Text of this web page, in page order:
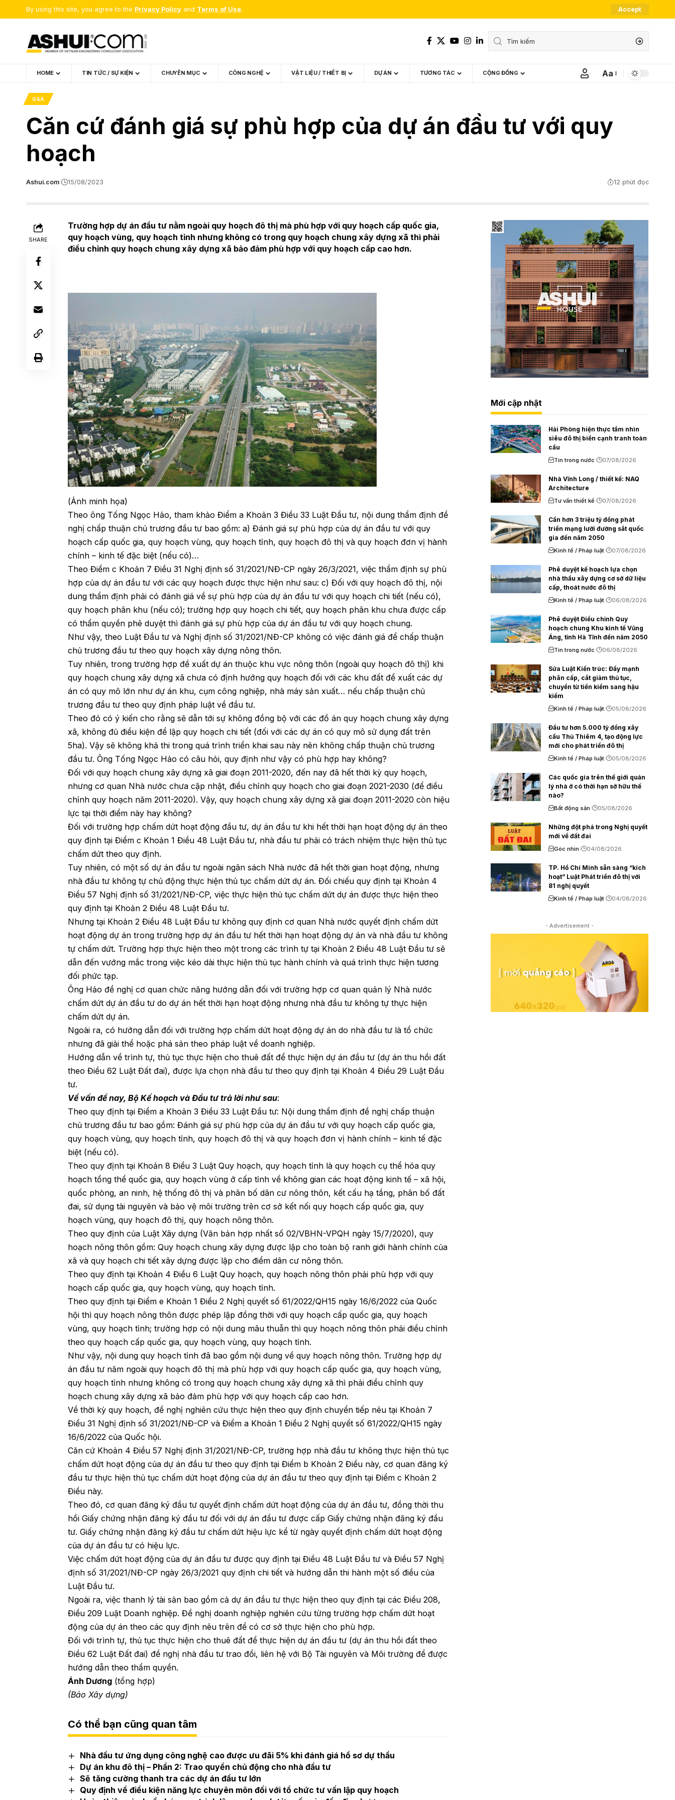
By using this site, you agree to the Privacy Policy and Terms of Use. Accept
HOME TIN TỨC / SỰ KIỆN CHUYÊN MỤC CÔNG NGHỆ VẬT LIỆU / THIẾT BỊ DỰ ÁN TƯƠNG TÁC CỘNG ĐỒNG
Font
Aa
Q&A
Căn cứ đánh giá sự phù hợp của dự án đầu tư với quy
hoạch
Ashui.com 15/08/2023 12 phút đọc
SHARE
Trường hợp dự án đầu tư nằm ngoài quy hoạch đô thị mà phù hợp với quy hoạch cấp quốc gia,
quy hoạch vùng, quy hoạch tỉnh nhưng không có trong quy hoạch chung xây dựng xã thì phải
điều chỉnh quy hoạch chung xây dựng xã bảo đảm phù hợp với quy hoạch cấp cao hơn.
(Ảnh minh họa)
Theo ông Tống Ngọc Hảo, tham khảo Điểm a Khoản 3 Điều 33 Luật Đầu tư, nội dung thẩm định đề
nghị chấp thuận chủ trương đầu tư bao gồm: a) Đánh giá sự phù hợp của dự án đầu tư với quy
hoạch cấp quốc gia, quy hoạch vùng, quy hoạch tỉnh, quy hoạch đô thị và quy hoạch đơn vị hành
chính – kinh tế đặc biệt (nếu có)…
Theo Điểm c Khoản 7 Điều 31 Nghị định số 31/2021/NĐ-CP ngày 26/3/2021, việc thẩm định sự phù
hợp của dự án đầu tư với các quy hoạch được thực hiện như sau: c) Đối với quy hoạch đô thị, nội
dung thẩm định phải có đánh giá về sự phù hợp của dự án đầu tư với quy hoạch chi tiết (nếu có),
quy hoạch phân khu (nếu có); trường hợp quy hoạch chi tiết, quy hoạch phân khu chưa được cấp
có thẩm quyền phê duyệt thì đánh giá sự phù hợp của dự án đầu tư với quy hoạch chung.
Như vậy, theo Luật Đầu tư và Nghị định số 31/2021/NĐ-CP không có việc đánh giá để chấp thuận
chủ trương đầu tư theo quy hoạch xây dựng nông thôn.
Tuy nhiên, trong trường hợp đề xuất dự án thuộc khu vực nông thôn (ngoài quy hoạch đô thị) khi
quy hoạch chung xây dựng xã chưa có định hướng quy hoạch đối với các khu đất đề xuất các dự
án có quy mô lớn như dự án khu, cụm công nghiệp, nhà máy sản xuất… nếu chấp thuận chủ
trương đầu tư theo quy định pháp luật về đầu tư.
Theo đó có ý kiến cho rằng sẽ dẫn tới sự không đồng bộ với các đồ án quy hoạch chung xây dựng
xã, không đủ điều kiện để lập quy hoạch chi tiết (đối với các dự án có quy mô sử dụng đất trên
5ha). Vậy sẽ không khả thi trong quá trình triển khai sau này nên không chấp thuận chủ trương
đầu tư. Ông Tống Ngọc Hảo có câu hỏi, quy định như vậy có phù hợp hay không?
Đối với quy hoạch chung xây dựng xã giai đoạn 2011-2020, đến nay đã hết thời kỳ quy hoạch,
nhưng cơ quan Nhà nước chưa cập nhật, điều chỉnh quy hoạch cho giai đoạn 2021-2030 (để điều
chỉnh quy hoạch năm 2011-2020). Vậy, quy hoạch chung xây dựng xã giai đoạn 2011-2020 còn hiệu
lực tại thời điểm này hay không?
Đối với trường hợp chấm dứt hoạt động đầu tư, dự án đầu tư khi hết thời hạn hoạt động dự án theo
quy định tại Điểm c Khoản 1 Điều 48 Luật Đầu tư, nhà đầu tư phải có trách nhiệm thực hiện thủ tục
chấm dứt theo quy định.
Tuy nhiên, có một số dự án đầu tư ngoài ngân sách Nhà nước đã hết thời gian hoạt động, nhưng
nhà đầu tư không tự chủ động thực hiện thủ tục chấm dứt dự án. Đối chiếu quy định tại Khoản 4
Điều 57 Nghị định số 31/2021/NĐ-CP, việc thực hiện thủ tục chấm dứt dự án được thực hiện theo
quy định tại Khoản 2 Điều 48 Luật Đầu tư.
Nhưng tại Khoản 2 Điều 48 Luật Đầu tư không quy định cơ quan Nhà nước quyết định chấm dứt
hoạt động dự án trong trường hợp dự án đầu tư hết thời hạn hoạt động dự án và nhà đầu tư không
tự chấm dứt. Trường hợp thực hiện theo một trong các trình tự tại Khoản 2 Điều 48 Luật Đầu tư sẽ
dẫn đến vướng mắc trong việc kéo dài thực hiện thủ tục hành chính và quá trình thực hiện tương
đối phức tạp.
Ông Hảo đề nghị cơ quan chức năng hướng dẫn đối với trường hợp cơ quan quản lý Nhà nước
chấm dứt dự án đầu tư do dự án hết thời hạn hoạt động nhưng nhà đầu tư không tự thực hiện
chấm dứt dự án.
Ngoài ra, có hướng dẫn đối với trường hợp chấm dứt hoạt động dự án do nhà đầu tư là tổ chức
nhưng đã giải thể hoặc phá sản theo pháp luật về doanh nghiệp.
Hướng dẫn về trình tự, thủ tục thực hiện cho thuê đất để thực hiện dự án đầu tư (dự án thu hồi đất
theo Điều 62 Luật Đất đai), được lựa chọn nhà đầu tư theo quy định tại Khoản 4 Điều 29 Luật Đầu
tư.
Về vấn đề nay, Bộ Kế hoạch và Đầu tư trả lời như sau:
Theo quy định tại Điểm a Khoản 3 Điều 33 Luật Đầu tư: Nội dung thẩm định đề nghị chấp thuận
chủ trương đầu tư bao gồm: Đánh giá sự phù hợp của dự án đầu tư với quy hoạch cấp quốc gia,
quy hoạch vùng, quy hoạch tỉnh, quy hoạch đô thị và quy hoạch đơn vị hành chính – kinh tế đặc
biệt (nếu có).
Theo quy định tại Khoản 8 Điều 3 Luật Quy hoạch, quy hoạch tỉnh là quy hoạch cụ thể hóa quy
hoạch tổng thể quốc gia, quy hoạch vùng ở cấp tỉnh về không gian các hoạt động kinh tế – xã hội,
quốc phòng, an ninh, hệ thống đô thị và phân bố dân cư nông thôn, kết cấu hạ tầng, phân bố đất
đai, sử dụng tài nguyên và bảo vệ môi trường trên cơ sở kết nối quy hoạch cấp quốc gia, quy
hoạch vùng, quy hoạch đô thị, quy hoạch nông thôn.
Theo quy định của Luật Xây dựng (Văn bản hợp nhất số 02/VBHN-VPQH ngày 15/7/2020), quy
hoạch nông thôn gồm: Quy hoạch chung xây dựng được lập cho toàn bộ ranh giới hành chính của
xã và quy hoạch chi tiết xây dựng được lập cho điểm dân cư nông thôn.
Theo quy định tại Khoản 4 Điều 6 Luật Quy hoạch, quy hoạch nông thôn phải phù hợp với quy
hoạch cấp quốc gia, quy hoạch vùng, quy hoạch tỉnh.
Theo quy định tại Điểm e Khoản 1 Điều 2 Nghị quyết số 61/2022/QH15 ngày 16/6/2022 của Quốc
hội thì quy hoạch nông thôn được phép lập đồng thời với quy hoạch cấp quốc gia, quy hoạch
vùng, quy hoạch tỉnh; trường hợp có nội dung mâu thuẫn thì quy hoạch nông thôn phải điều chỉnh
theo quy hoạch cấp quốc gia, quy hoạch vùng, quy hoạch tỉnh.
Như vậy, nội dung quy hoạch tỉnh đã bao gồm nội dung về quy hoạch nông thôn. Trường hợp dự
án đầu tư năm ngoài quy hoạch đô thị mà phù hợp với quy hoạch cấp quốc gia, quy hoạch vùng,
quy hoạch tỉnh nhưng không có trong quy hoạch chung xây dựng xã thì phải điều chỉnh quy
hoạch chung xây dựng xã bảo đảm phù hợp với quy hoạch cấp cao hơn.
Về thời kỳ quy hoạch, đề nghị nghiên cứu thực hiện theo quy định chuyển tiếp nêu tại Khoản 7
Điều 31 Nghị định số 31/2021/NĐ-CP và Điểm a Khoản 1 Điều 2 Nghị quyết số 61/2022/QH15 ngày
16/6/2022 của Quốc hội.
Căn cứ Khoản 4 Điều 57 Nghị định 31/2021/NĐ-CP, trường hợp nhà đầu tư không thực hiện thủ tục
chấm dứt hoạt động của dự án đầu tư theo quy định tại Điểm b Khoản 2 Điều này, cơ quan đăng ký
đầu tư thực hiện thủ tục chấm dứt hoạt động của dự án đầu tư theo quy định tại Điểm c Khoản 2
Điều này.
Theo đó, cơ quan đăng ký đầu tư quyết định chấm dứt hoạt động của dự án đầu tư, đồng thời thu
hồi Giấy chứng nhận đăng ký đầu tư đối với dự án đầu tư được cấp Giấy chứng nhận đăng ký đầu
tư. Giấy chứng nhận đăng ký đầu tư chấm dứt hiệu lực kể từ ngày quyết định chấm dứt hoạt động
của dự án đầu tư có hiệu lực.
Việc chấm dứt hoạt động của dự án đầu tư được quy định tại Điều 48 Luật Đầu tư và Điều 57 Nghị
định số 31/2021/NĐ-CP ngày 26/3/2021 quy định chi tiết và hướng dẫn thi hành một số điều của
Luật Đầu tư.
Ngoài ra, việc thanh lý tài sản bao gồm cả dự án đầu tư thực hiện theo quy định tại các Điều 208,
Điều 209 Luật Doanh nghiệp. Đề nghị doanh nghiệp nghiên cứu từng trường hợp chấm dứt hoạt
động của dự án theo các quy định nêu trên để có cơ sở thực hiện cho phù hợp.
Đối với trình tự, thủ tục thực hiện cho thuê đất để thực hiện dự án đầu tư (dự án thu hồi đất theo
Điều 62 Luật Đất đai) đề nghị nhà đầu tư trao đổi, liên hệ với Bộ Tài nguyên và Môi trường để được
hướng dẫn theo thẩm quyền.
Ánh Dương (tổng hợp)
(Báo Xây dựng)
Có thể bạn cũng quan tâm
Nhà đầu tư ứng dụng công nghệ cao được ưu đãi 5% khi đánh giá hồ sơ dự thầu
Dự án khu đô thị – Phần 2: Trao quyền chủ động cho nhà đầu tư
Sẽ tăng cường thanh tra các dự án đầu tư lớn
Quy định về điều kiện năng lực chuyên môn đối với tổ chức tư vấn lập quy hoạch
Mới cập nhật
Hải Phòng hiện thực tầm nhìn
siêu đô thị biển cạnh tranh toàn
cầu
Tin trong nước 07/08/2026
Nhà Vĩnh Long / thiết kế: NAQ
Architecture
Tư vấn thiết kế 07/08/2026
Cần hơn 3 triệu tỷ đồng phát
triển mạng lưới đường sắt quốc
gia đến năm 2050
Kinh tế / Pháp luật 07/08/2026
Phê duyệt kế hoạch lựa chọn
nhà thầu xây dựng cơ sở dữ liệu
cấp, thoát nước đô thị
Kinh tế / Pháp luật 06/08/2026
Phê duyệt Điều chỉnh Quy
hoạch chung Khu kinh tế Vũng
Áng, tỉnh Hà Tĩnh đến năm 2050
Tin trong nước 06/08/2026
Sửa Luật Kiến trúc: Đẩy mạnh
phân cấp, cắt giảm thủ tục,
chuyển từ tiền kiểm sang hậu
kiểm
Kinh tế / Pháp luật 05/08/2026
Đầu tư hơn 5.000 tỷ đồng xây
cầu Thủ Thiêm 4, tạo động lực
mới cho phát triển đô thị
Kinh tế / Pháp luật 05/08/2026
Các quốc gia trên thế giới quản
lý nhà ở có thời hạn sở hữu thế
nào?
Bất động sản 05/08/2026
Những đột phá trong Nghị quyết
mới về đất đai
Góc nhìn 04/08/2026
TP. Hồ Chí Minh sẵn sàng “kích
hoạt” Luật Phát triển đô thị với
81 nghị quyết
Kinh tế / Pháp luật 04/08/2026
- Advertisement -